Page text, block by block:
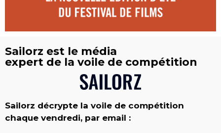
Sailorz est le média
expert de la voile de compétition
Sailorz décrypte la voile de compétition
chaque vendredi, par email :